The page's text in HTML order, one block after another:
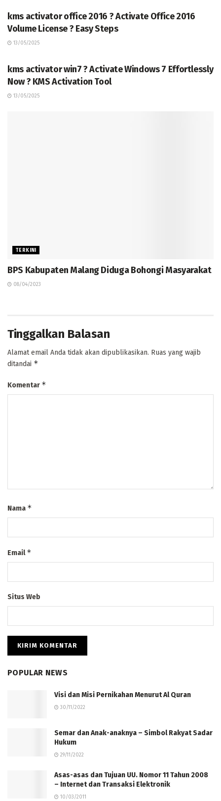
kms activator office 2016 ? Activate Office 2016
Volume License ? Easy Steps
13/05/2025
kms activator win7 ? Activate Windows 7 Effortlessly
Now ? KMS Activation Tool
13/05/2025
TERKINI
BPS Kabupaten Malang Diduga Bohongi Masyarakat
08/04/2023
Tinggalkan Balasan
Alamat email Anda tidak akan dipublikasikan. Ruas yang wajib
ditandai *
Komentar *
Nama *
Email*
Situs Web
POPULAR NEWS
Visi dan Misi Pernikahan Menurut Al Quran
30/11/2022
Semar dan Anak-anaknya – Simbol Rakyat Sadar
Hukum
29/11/2022
Asas-asas dan Tujuan UU. Nomor 11 Tahun 2008
– Internet dan Transaksi Elektronik
10/03/2011